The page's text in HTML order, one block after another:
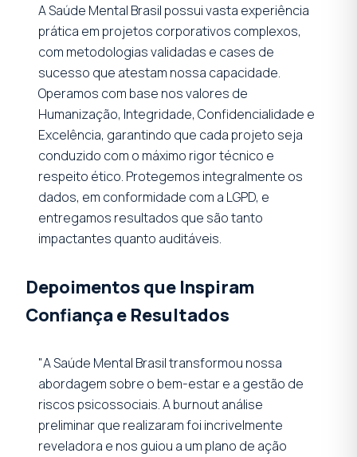
A Saúde Mental Brasil possui vasta experiência
prática em projetos corporativos complexos,
com metodologias validadas e cases de
sucesso que atestam nossa capacidade.
Operamos com base nos valores de
Humanização, Integridade, Confidencialidade e
Excelência, garantindo que cada projeto seja
conduzido com o máximo rigor técnico e
respeito ético. Protegemos integralmente os
dados, em conformidade com a LGPD, e
entregamos resultados que são tanto
impactantes quanto auditáveis.
Depoimentos que Inspiram
Confiança e Resultados
"A Saúde Mental Brasil transformou nossa
abordagem sobre o bem-estar e a gestão de
riscos psicossociais. A burnout análise
preliminar que realizaram foi incrivelmente
reveladora e nos guiou a um plano de ação